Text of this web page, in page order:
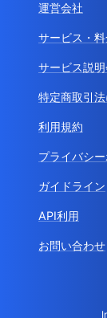
運営会社
サービス・料
サービス説明
特定商取引
利用規約
プライバシ
ガイドライン
API利用
お問い合わせ